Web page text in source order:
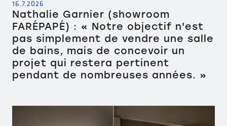
16.7.2026
Nathalie Garnier (showroom
FARÉPAPÉ) : « Notre objectif n'est
pas simplement de vendre une salle
de bains, mais de concevoir un
projet qui restera pertinent
pendant de nombreuses années. »